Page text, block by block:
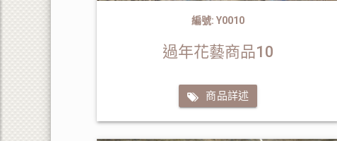
編號: Y0010
過年花藝商品10
商品詳述